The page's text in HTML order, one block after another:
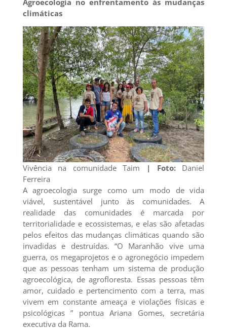
climáticas
Vivência na comunidade Taim | Foto: Daniel
Ferreira
A agroecologia surge como um modo de vida
viável, sustentável junto às comunidades. A
realidade das comunidades é marcada por
territorialidade e ecossistemas, e elas são afetadas
pelos efeitos das mudanças climáticas quando são
invadidas e destruídas. “O Maranhão vive uma
guerra, os megaprojetos e o agronegócio impedem
que as pessoas tenham um sistema de produção
agroecológica, de agrofloresta. Essas pessoas têm
amor, cuidado e pertencimento com a terra, mas
vivem em constante ameaça e violações físicas e
psicológicas ” pontua Ariana Gomes, secretária
executiva da Rama.